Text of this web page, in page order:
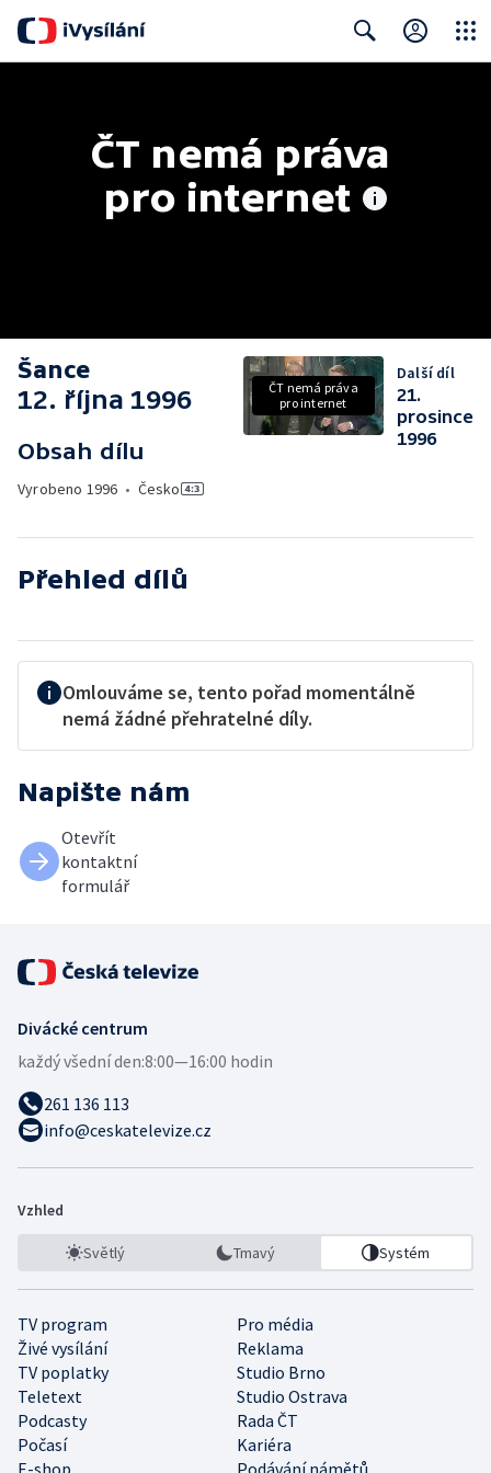
ČT nemá práva
pro internet
Šance
12. října 1996
Obsah dílu
Vyrobeno 1996 • Česko
ČT nemá práva
pro internet
Další díl
21.
prosince
1996
Přehled dílů
Omlouváme se, tento pořad momentálně
nemá žádné přehratelné díly.
Napište nám
Otevřít
kontaktní
formulář
Divácké centrum
každý všední den:8:00—16:00 hodin
261 136 113
info@ceskatelevize.cz
Vzhled
Světlý Tmavý Systém
TV program
Pro média
Živé vysílání
Reklama
TV poplatky
Studio Brno
Teletext
Studio Ostrava
Podcasty
Rada ČT
Počasí
Kariéra
E-shop
Podávání námětů